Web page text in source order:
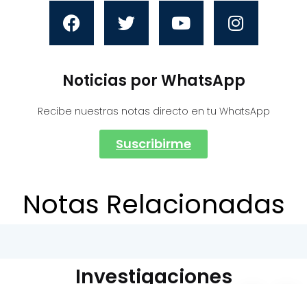
Noticias por WhatsApp
Recibe nuestras notas directo en tu WhatsApp
Suscribirme
Notas Relacionadas
Investigaciones